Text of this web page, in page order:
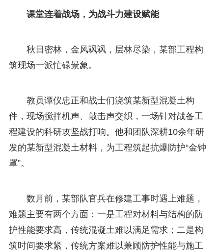
课堂连着战场，为战斗力建设赋能
秋日密林，金风飒飒，层林尽染，某部工程构
筑现场一派忙碌景象。
教员谭仪忠正和战士们浇筑某新型混凝土构
件，现场搅拌机声、敲击声交织，一场针对战备工
程建设的科研攻坚战打响。他和团队深耕10余年研
发的某新型混凝土材料，为工程筑起抗爆防护“金钟
罩”。
数月前，某部队官兵在修建工事时遇上难题，
难题主要有两个方面：一是工程对材料与结构的防
护性能要求高，传统混凝土难以满足需求；二是构
筑时间要求紧，传统方案难以兼顾防护性能与施工